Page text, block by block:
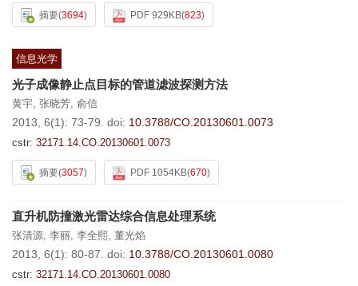
摘要(3694) PDF 929KB(823)
信息光学
光子成像静止点目标的管道滤波探测方法
黄宇, 张晓芳, 俞信
2013, 6(1): 73-79. doi: 10.3788/CO.20130601.0073
cstr: 32171.14.CO.20130601.0073
摘要(3057) PDF 1054KB(670)
直升机防撞激光雷达综合信息处理系统
张清源, 李丽, 李全熙, 董光焰
2013, 6(1): 80-87. doi: 10.3788/CO.20130601.0080
cstr: 32171.14.CO.20130601.0080